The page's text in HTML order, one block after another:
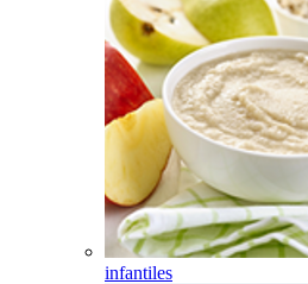
infantiles